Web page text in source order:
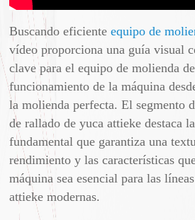
Buscando eficiente equipo de
vídeo proporciona una guía visual
clave para el equipo de molienda
funcionamiento de la máquina
la molienda perfecta. El segmento
de rallado de yuca attieke destaca
fundamental que garantiza una
rendimiento y las características
máquina sea esencial para las
attieke modernas.